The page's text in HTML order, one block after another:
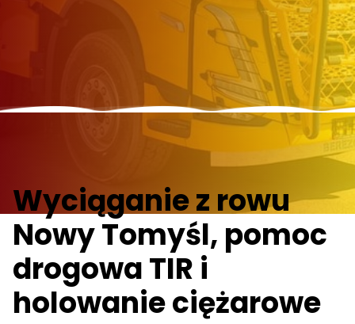
Wyciąganie z rowu
Nowy Tomyśl, pomoc
drogowa TIR i
holowanie ciężarowe